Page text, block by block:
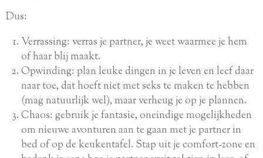
Dus:
Verrassing: verras je partner, je weet waarmee je hem
of haar blij maakt.
Opwinding: plan leuke dingen in je leven en leef daar
naar toe, dat hoeft niet met seks te maken te hebben
(mag natuurlijk wel), maar verheug je op je plannen.
Chaos: gebruik je fantasie, oneindige mogelijkheden
om nieuwe avonturen aan te gaan met je partner in
bed of op de keukentafel. Stap uit je comfort-zone en